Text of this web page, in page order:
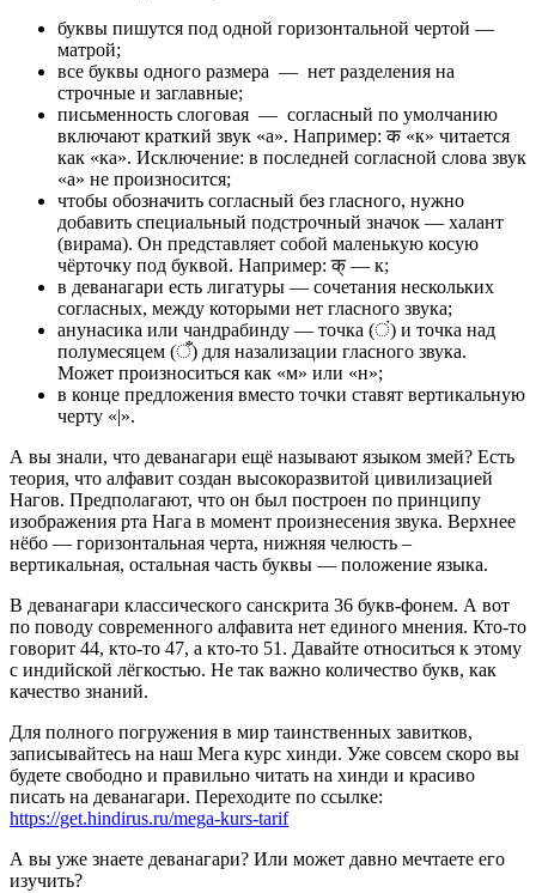
буквы пишутся под одной горизонтальной чертой —
матрой;
все буквы одного размера — нет разделения на
строчные и заглавные;
письменность слоговая — согласный по умолчанию
включают краткий звук «а». Например: क «к» читается
как «ка». Исключение: в последней согласной слова звук
«а» не произносится;
чтобы обозначить согласный без гласного, нужно
добавить специальный подстрочный значок — халант
(вирама). Он представляет собой маленькую косую
чёрточку под буквой. Например: क् — к;
в деванагари есть лигатуры — сочетания нескольких
согласных, между которыми нет гласного звука;
анунасика или чандрабинду — точка (ं) и точка над
полумесяцем (ँ) для назализации гласного звука.
Может произноситься как «м» или «н»;
в конце предложения вместо точки ставят вертикальную
черту «|».
А вы знали, что деванагари ещё называют языком змей? Есть
теория, что алфавит создан высокоразвитой цивилизацией
Нагов. Предполагают, что он был построен по принципу
изображения рта Нага в момент произнесения звука. Верхнее
нёбо — горизонтальная черта, нижняя челюсть –
вертикальная, остальная часть буквы — положение языка.
В деванагари классического санскрита 36 букв-фонем. А вот
по поводу современного алфавита нет единого мнения. Кто-то
говорит 44, кто-то 47, а кто-то 51. Давайте относиться к этому
с индийской лёгкостью. Не так важно количество букв, как
качество знаний.
Для полного погружения в мир таинственных завитков,
записывайтесь на наш Мега курс хинди. Уже совсем скоро вы
будете свободно и правильно читать на хинди и красиво
писать на деванагари. Переходите по ссылке:
https://get.hindirus.ru/mega-kurs-tarif
А вы уже знаете деванагари? Или может давно мечтаете его
изучить?